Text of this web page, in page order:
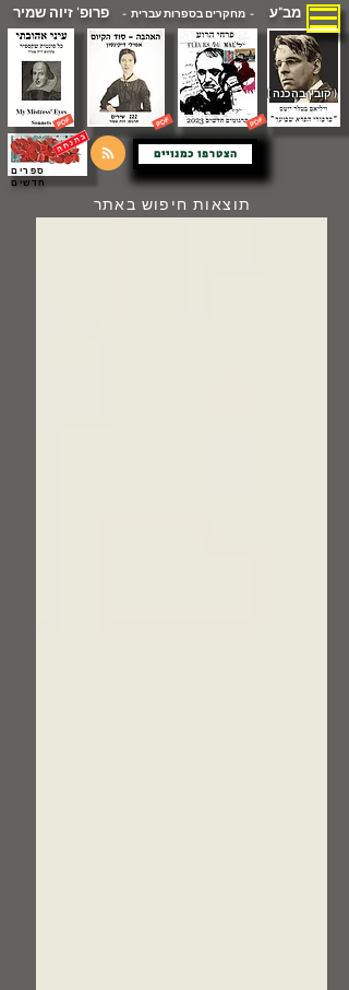
מב"ע - מחקרים בספרות עברית -פרופ' זיוה שמיר
( קובץ בהכנה )
הצטרפו כמנויים
ספרים
חדשים
תוצאות חיפוש באתר